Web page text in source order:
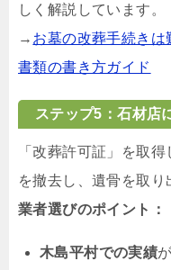
しく解説しています。
→ お墓の改葬手続きは
書類の書き方ガイド
ステップ5：石材店
「改葬許可証」を取
を撤去し、遺骨を取り
業者選びのポイント：
木島平村での実績